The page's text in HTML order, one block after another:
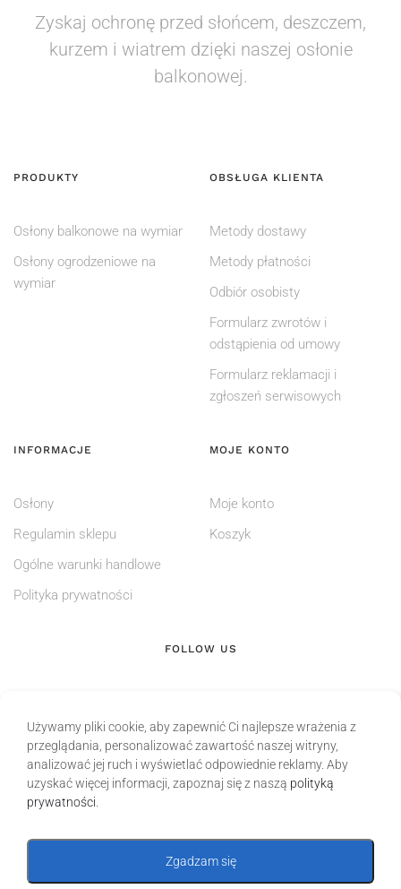
Zyskaj ochronę przed słońcem, deszczem,
kurzem i wiatrem dzięki naszej osłonie
balkonowej.
PRODUKTY
Osłony balkonowe na wymiar
Osłony ogrodzeniowe na
wymiar
OBSŁUGA KLIENTA
Metody dostawy
Metody płatności
Odbiór osobisty
Formularz zwrotów i
odstąpienia od umowy
Formularz reklamacji i
zgłoszeń serwisowych
INFORMACJE
Osłony
Regulamin sklepu
Ogólne warunki handlowe
Polityka prywatności
MOJE KONTO
Moje konto
Koszyk
FOLLOW US
Używamy pliki cookie, aby zapewnić Ci najlepsze wrażenia z
przeglądania, personalizować zawartość naszej witryny,
analizować jej ruch i wyświetlać odpowiednie reklamy. Aby
uzyskać więcej informacji, zapoznaj się z naszą polityką
prywatności
Zgadzam się